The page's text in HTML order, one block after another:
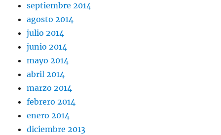
septiembre 2014
agosto 2014
julio 2014
junio 2014
mayo 2014
abril 2014
marzo 2014
febrero 2014
enero 2014
diciembre 2013